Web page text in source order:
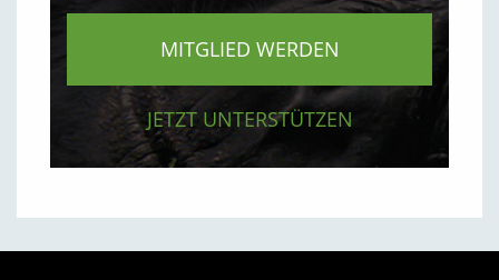
MITGLIED WERDEN
JETZT UNTERSTÜTZEN